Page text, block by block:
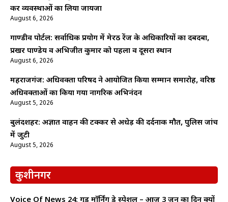
कर व्यवस्थाओं का लिया जायजा
August 6, 2026
गाण्डीव पोर्टल: सर्वाधिक प्रयोग में मेरठ रेंज के अधिकारियों का दबदबा,
प्रखर पाण्डेय व अभिजीत कुमार को पहला व दूसरा स्थान
August 6, 2026
महराजगंज: अधिवक्ता परिषद ने आयोजित किया सम्मान समारोह, वरिष्ठ
अधिवक्ताओं का किया गया नागरिक अभिनंदन
August 5, 2026
बुलंदशहर: अज्ञात वाहन की टक्कर से अधेड़ की दर्दनाक मौत, पुलिस जांच
में जुटी
August 5, 2026
कुशीनगर